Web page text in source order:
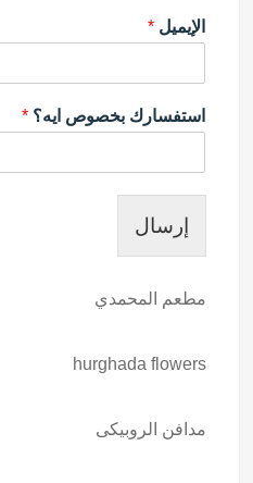
الإيميل *
استفسارك بخصوص ايه؟ *
إرسال
مطعم المحمدي
hurghada flowers
مدافن الروبيكى